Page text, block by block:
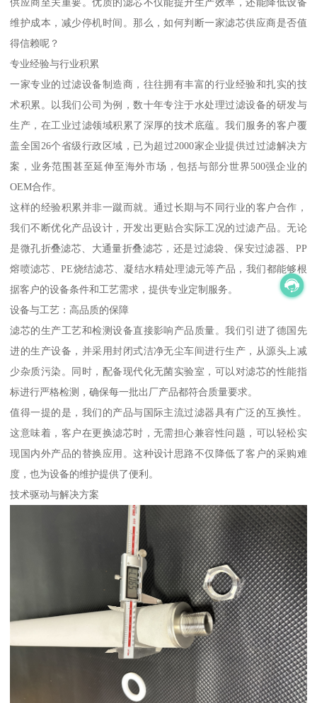
维护成本，减少停机时间。那么，如何判断一家滤芯供应商是否值
得信赖呢？
专业经验与行业积累
一家专业的过滤设备制造商，往往拥有丰富的行业经验和扎实的技
术积累。以我们公司为例，数十年专注于水处理过滤设备的研发与
生产，在工业过滤领域积累了深厚的技术底蕴。我们服务的客户覆
盖全国26个省级行政区域，已为超过2000家企业提供过过滤解决方
案，业务范围甚至延伸至海外市场，包括与部分世界500强企业的
OEM合作。
这样的经验积累并非一蹴而就。通过长期与不同行业的客户合作，
我们不断优化产品设计，开发出更贴合实际工况的过滤产品。无论
是微孔折叠滤芯、大通量折叠滤芯，还是过滤袋、保安过滤器、PP
熔喷滤芯、PE烧结滤芯、凝结水精处理滤元等产品，我们都能够根
据客户的设备条件和工艺需求，提供专业定制服务。
设备与工艺：高品质的保障
滤芯的生产工艺和检测设备直接影响产品质量。我们引进了德国先
进的生产设备，并采用封闭式洁净无尘车间进行生产，从源头上减
少杂质污染。同时，配备现代化无菌实验室，可以对滤芯的性能指
标进行严格检测，确保每一批出厂产品都符合质量要求。
值得一提的是，我们的产品与国际主流过滤器具有广泛的互换性。
这意味着，客户在更换滤芯时，无需担心兼容性问题，可以轻松实
现国内外产品的替换应用。这种设计思路不仅降低了客户的采购难
度，也为设备的维护提供了便利。
技术驱动与解决方案